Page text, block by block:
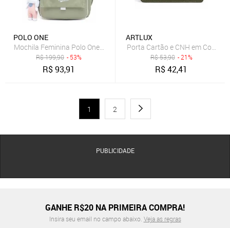
POLO ONE
Mochila Feminina Polo One Infantil De Costas Espaçosa Coelho
R$199,90 - 53%
R$93,91
ARTLUX
Porta Cartão e CNH em Couro
R$53,90 - 21%
R$42,41
1 2
PUBLICIDADE
GANHE R$20 NA PRIMEIRA COMPRA!
Insira seu email no campo abaixo. Veja as regras